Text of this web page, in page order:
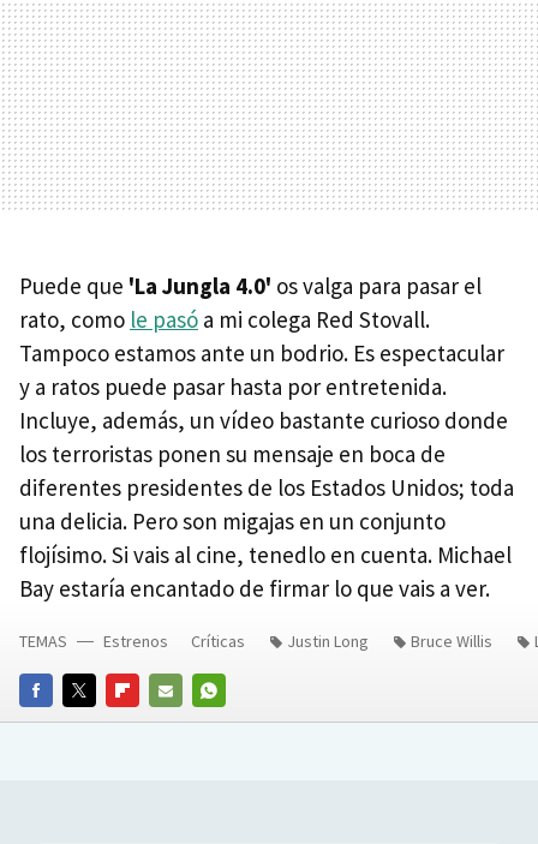
Puede que 'La Jungla 4.0' os valga para pasar el
rato, como le pasó a mi colega Red Stovall.
Tampoco estamos ante un bodrio. Es espectacular
y a ratos puede pasar hasta por entretenida.
Incluye, además, un vídeo bastante curioso donde
los terroristas ponen su mensaje en boca de
diferentes presidentes de los Estados Unidos; toda
una delicia. Pero son migajas en un conjunto
flojísimo. Si vais al cine, tenedlo en cuenta. Michael
Bay estaría encantado de firmar lo que vais a ver.
FACEBOOKTWITTERFLIPBOARD
E-
WHATSAPP
TEMAS Estrenos Críticas Justin Long Bruce Willis